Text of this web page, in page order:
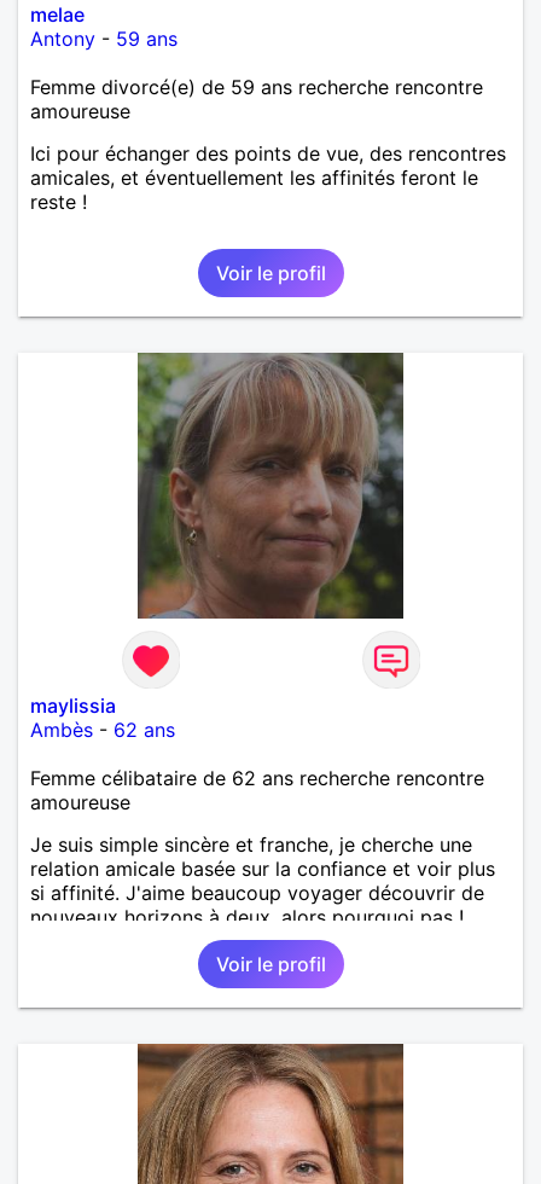
melae
Antony - 59 ans
Femme divorcé(e) de 59 ans recherche rencontre
amoureuse
Ici pour échanger des points de vue, des rencontres
amicales, et éventuellement les affinités feront le
reste !
Voir le profil
maylissia
Ambès - 62 ans
Femme célibataire de 62 ans recherche rencontre
amoureuse
Je suis simple sincère et franche, je cherche une
relation amicale basée sur la confiance et voir plus
si affinité. J'aime beaucoup voyager découvrir de
nouveaux horizons à deux, alors pourquoi pas !
Voir le profil